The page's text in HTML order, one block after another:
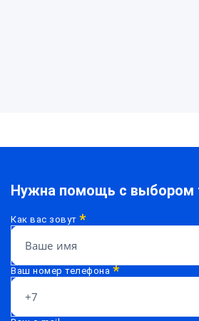
Нужна помощь с выбором
Как вас зовут*
Ваш номер телефона *